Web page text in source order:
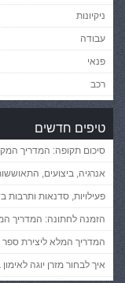
ניקיונות
עבודה
פנאי
רכב
טיפים חדשים
סיכום תקופה: המדריך
אנרגיה, ביצועים,
פעילויות, סדנאות ותרבות
הזמנה לחתונה: המדריך
המדריך המלא ליצירת
איך לבחור מזרן יוגה